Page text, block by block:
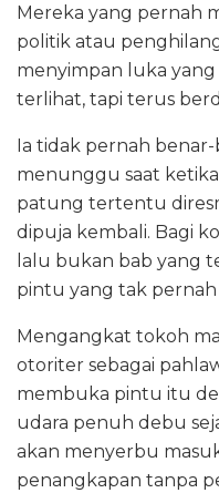
Mereka yang pernah
politik atau
menyimpan luka
terlihat, tapi terus
Ia tidak pernah
menunggu saat
patung tertentu
dipuja kembali. Bagi
lalu bukan bab yang
pintu yang tak
Mengangkat tokoh
otoriter sebagai
membuka pintu itu
udara penuh debu
akan menyerbu
penangkapan tanpa